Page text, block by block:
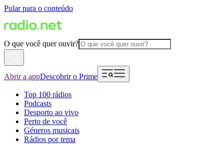
Pular para o conteúdo
O que você quer ouvir?
Abrir a appDescobrir o Prime
Top 100 rádios
Podcasts
Desporto ao vivo
Perto de você
Géneros musicais
Rádios por tema